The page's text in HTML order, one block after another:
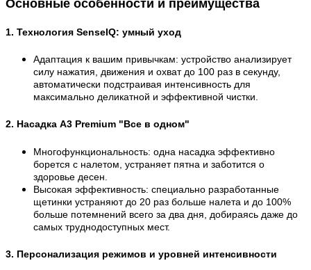
Основные особенности и преимущества
1. Технология SenseIQ: умный уход
Адаптация к вашим привычкам: устройство анализирует
силу нажатия, движения и охват до 100 раз в секунду,
автоматически подстраивая интенсивность для
максимально деликатной и эффективной чистки.
2. Насадка A3 Premium "Все в одном"
Многофункциональность: одна насадка эффективно
борется с налетом, устраняет пятна и заботится о
здоровье десен.
Высокая эффективность: специально разработанные
щетинки устраняют до 20 раз больше налета и до 100%
больше потемнений всего за два дня, добираясь даже до
самых труднодоступных мест.
3. Персонализация режимов и уровней интенсивности